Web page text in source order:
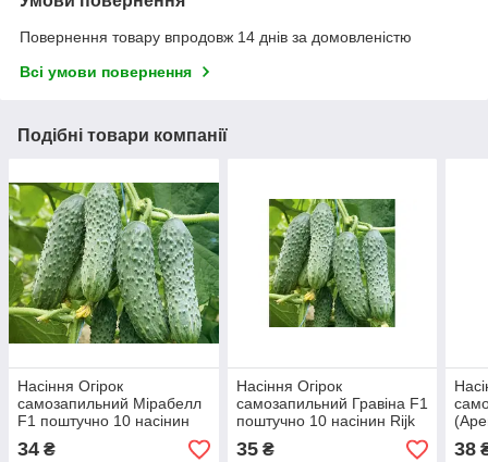
Повернення товару впродовж 14 днів за домовленістю
Всі умови повернення
Подібні товари компанії
Насіння Огірок
самозапильний Мірабелл
F1 поштучно 10 насінин
Seminis
34 ₴
Насіння Огірок
самозапильний Гравіна F1
поштучно 10 насінин Rijk
Zwaan
35₴ 38